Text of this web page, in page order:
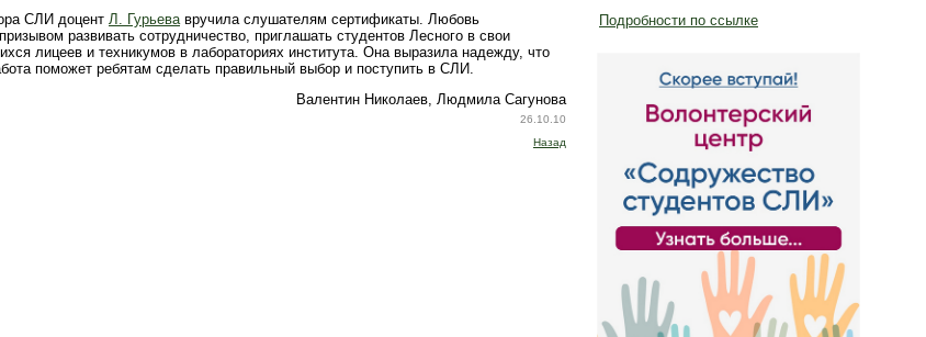
СЛИ доцент Л. Гурьева вручила слушателям сертификаты. Любовь
развивать сотрудничество, приглашать студентов Лесного в свои
лицеев и техникумов в лабораториях института. Она выразила надежду, что
поможет ребятам сделать правильный выбор и поступить в СЛИ.
Валентин Николаев, Людмила Сагунова
26.10.10
Назад
Подробности по ссылке